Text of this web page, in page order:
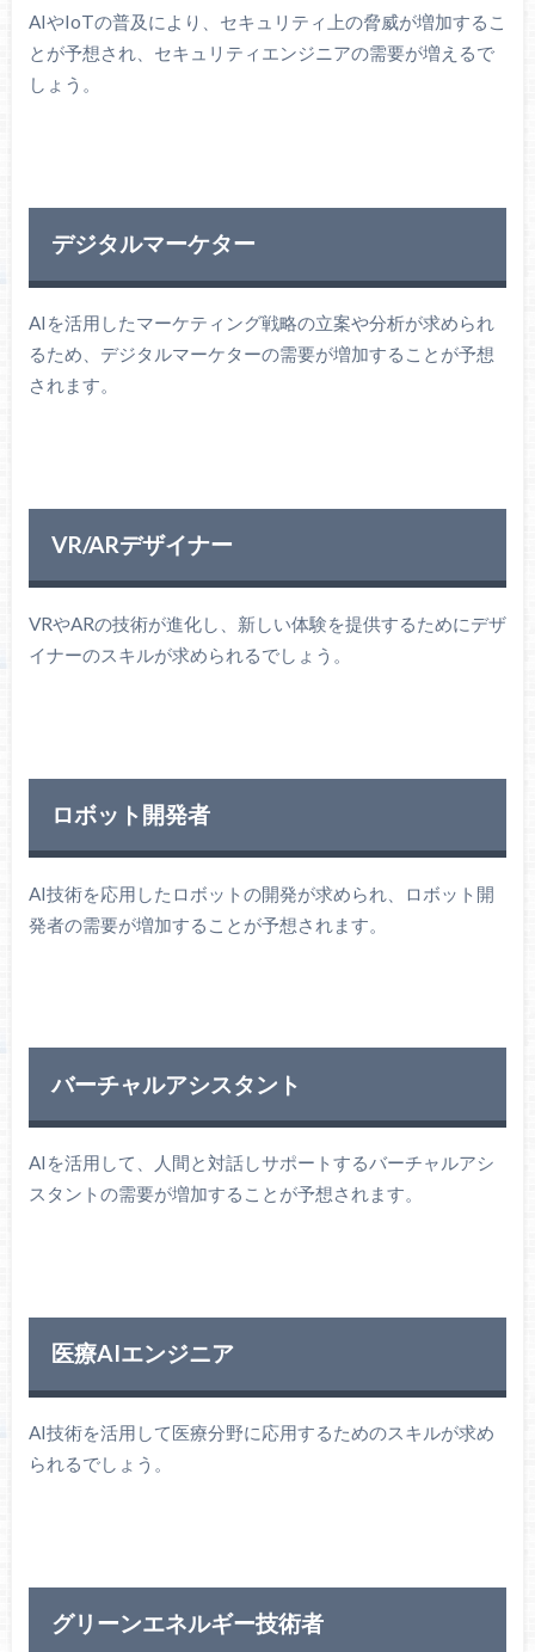
AIやIoTの普及により、セキュリティ上の脅威が増加するこ
とが予想され、セキュリティエンジニアの需要が増えるで
しょう。
デジタルマーケター
AIを活用したマーケティング戦略の立案や分析が求められ
るため、デジタルマーケターの需要が増加することが予想
されます。
VR/ARデザイナー
VRやARの技術が進化し、新しい体験を提供するためにデザ
イナーのスキルが求められるでしょう。
ロボット開発者
AI技術を応用したロボットの開発が求められ、ロボット開
発者の需要が増加することが予想されます。
バーチャルアシスタント
AIを活用して、人間と対話しサポートするバーチャルアシ
スタントの需要が増加することが予想されます。
医療AIエンジニア
AI技術を活用して医療分野に応用するためのスキルが求め
られるでしょう。
グリーンエネルギー技術者